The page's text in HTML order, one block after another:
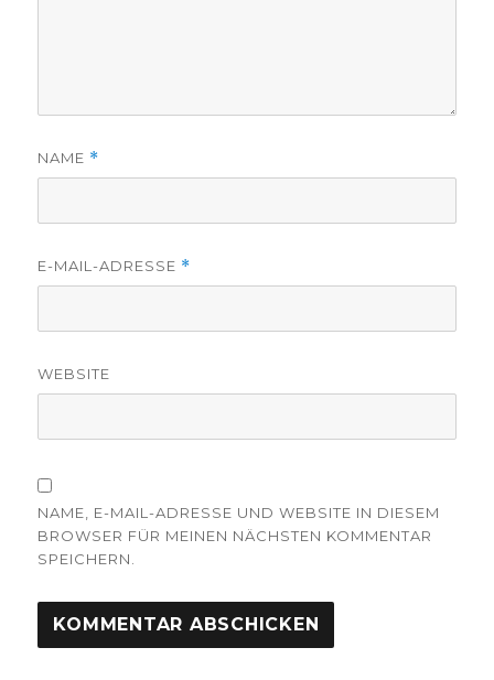
NAME *
E-MAIL-ADRESSE *
WEBSITE
NAME, E-MAIL-ADRESSE UND WEBSITE IN DIESEM
BROWSER FÜR MEINEN NÄCHSTEN KOMMENTAR
SPEICHERN.